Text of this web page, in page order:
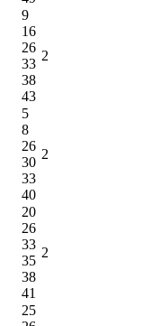
9
16
26
33
38
43
2
5
8
26
30
33
40
2
20
26
33
35
38
41
2
25